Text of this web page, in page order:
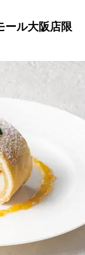
ール大阪店限